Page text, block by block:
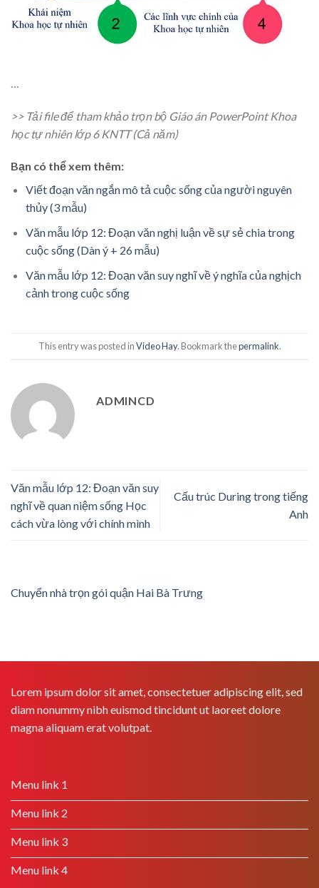
…
>> Tải file để tham khảo trọn bộ Giáo án PowerPoint Khoa
học tự nhiên lớp 6 KNTT (Cả năm)
Bạn có thể xem thêm:
Viết đoạn văn ngắn mô tả cuộc sống của người nguyên
thủy (3 mẫu)
Văn mẫu lớp 12: Đoạn văn nghị luận về sự sẻ chia trong
cuộc sống (Dàn ý + 26 mẫu)
Văn mẫu lớp 12: Đoạn văn suy nghĩ về ý nghĩa của nghịch
cảnh trong cuộc sống
This entry was posted inVideo Hay. Bookmark thepermalink.
ADMINCD
Văn mẫu lớp 12: Đoạn văn suy
nghĩ về quan niệm sống Học
cách vừa lòng với chính mình
Cấu trúc During trong tiếng
Anh
Chuyển nhà trọn gói quận Hai Bà Trưng
Lorem ipsum dolor sit amet, consectetuer adipiscing elit, sed
diam nonummy nibh euismod tincidunt ut laoreet dolore
magna aliquam erat volutpat.
Menu link 1
Menu link 2
Menu link 3
Menu link 4